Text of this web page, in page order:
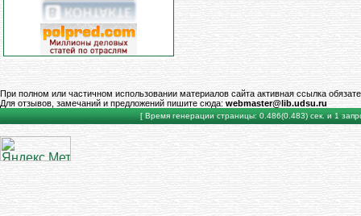
При полном или частичном использовании материалов сайта активная ссылка
Для отзывов, замечаний и предложений пишите сюда: webmaster@lib.udsu.ru
[ Время генерации страницы: 0.486(0.483) сек. и 1